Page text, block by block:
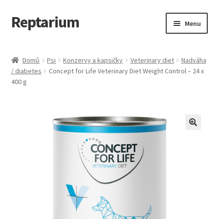
Přeskočit
na
Přejít
k
webu
Reptarium Menu
Košík
Domů Psi Konzervy a kapsičky Veterinary diet
Nadváha
/ diabetes
Concept for Life Veterinary Diet Weight Control – 24 x
400 g